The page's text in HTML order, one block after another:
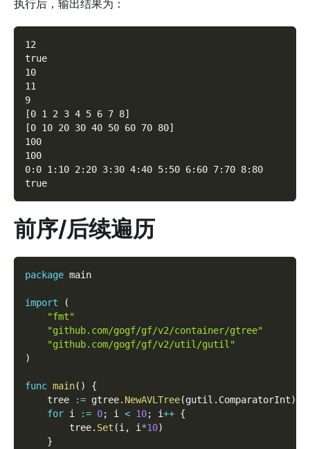
执行后，输出结果为：
12
true
10
11
9
[0 1 2 3 4 5 6 7 8]
[0 10 20 30 40 50 60 70 80]
100
100
0:0 1:10 2:20 3:30 4:40 5:50 6:60 7:70 8:80
true
前序/后续遍历
package main
import
(
"fmt"
"github.com/gogf/gf/v2/container/gtree"
"github.com/gogf/gf/v2/util/gutil"
)
func main( )
{
    tree
:= gtree. NewAVLTree(gutil . ComparatorInt)
for i := 0; i < 10; i++ {
        tree
. Set (i , i *10)
}